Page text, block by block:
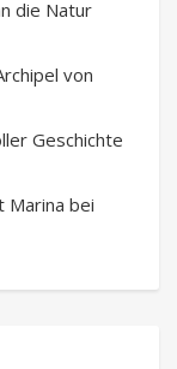
die Natur
von
Geschichte
Marina bei